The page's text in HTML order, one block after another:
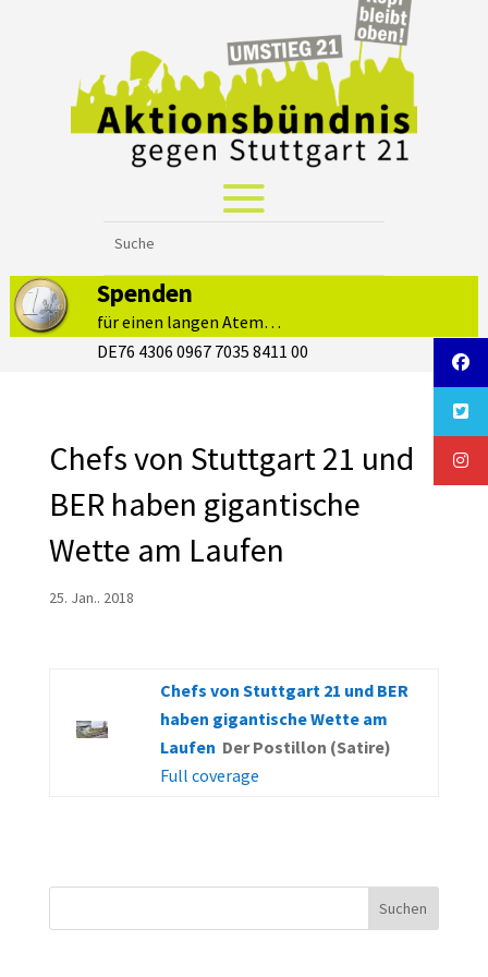
Spenden
für einen langen Atem…
DE76 4306 0967 7035 8411 00
Chefs von Stuttgart 21 und
BER haben gigantische
Wette am Laufen
25. Jan.. 2018
Chefs von Stuttgart 21 und BER
haben gigantische Wette am
Laufen Der Postillon (Satire)
Full coverage
Suchen